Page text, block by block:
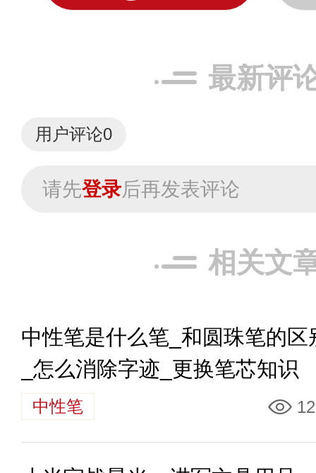
最新评
用户评论0
请先登录后再发表评论
相关文
中性笔是什么笔_和圆珠笔的区
_怎么消除字迹_更换笔芯知识
中性笔